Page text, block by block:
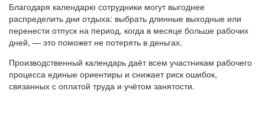
Благодаря календарю сотрудники могут выгоднее
распределить дни отдыха: выбрать длинные выходные или
перенести отпуск на период, когда в месяце больше рабочих
дней, — это поможет не потерять в деньгах.
Производственный календарь даёт всем участникам рабочего
процесса единые ориентиры и снижает риск ошибок,
связанных с оплатой труда и учётом занятости.